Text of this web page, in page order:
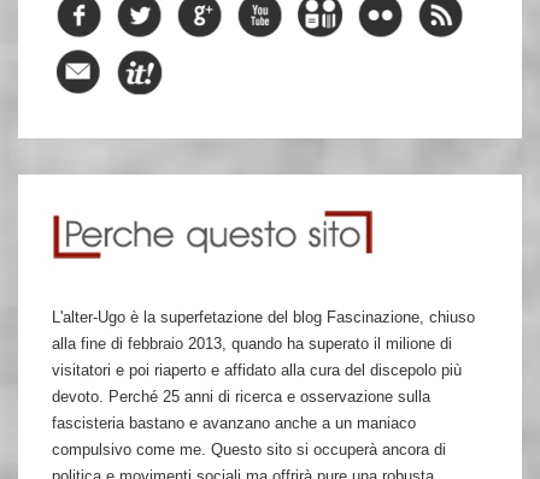
L'alter-Ugo è la superfetazione del blog Fascinazione, chiuso
alla fine di febbraio 2013, quando ha superato il milione di
visitatori e poi riaperto e affidato alla cura del discepolo più
devoto. Perché 25 anni di ricerca e osservazione sulla
fascisteria bastano e avanzano anche a un maniaco
compulsivo come me. Questo sito si occuperà ancora di